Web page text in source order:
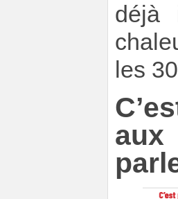
déjà
les